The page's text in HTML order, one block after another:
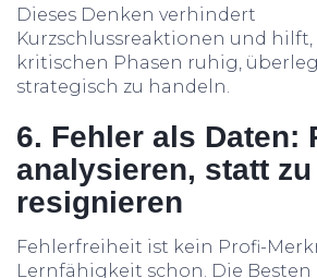
Dieses Denken verhindert
Kurzschlussreaktionen und hilft,
kritischen Phasen ruhig,
strategisch zu handeln.
6. Fehler als Daten:
analysieren, statt zu
resignieren
Fehlerfreiheit ist kein Profi-
Lernfähigkeit schon. Die Besten